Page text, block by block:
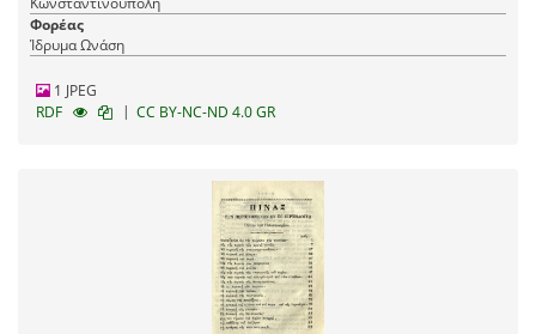
Φορέας
Ίδρυμα Ωνάση
1 JPEG
RDF
| CC BY-NC-ND 4.0 GR